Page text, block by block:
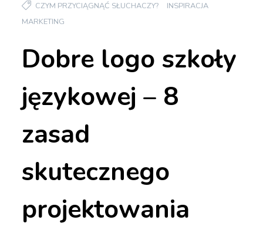
CZYM PRZYCIĄGNĄĆ SŁUCHACZY?
INSPIRACJA
MARKETING
Dobre logo szkoły
językowej – 8
zasad
skutecznego
projektowania